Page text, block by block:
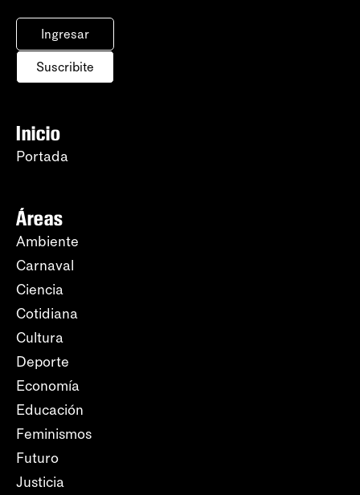
Ingresar
Suscribite
Inicio
Portada
Áreas
Ambiente
Carnaval
Ciencia
Cotidiana
Cultura
Deporte
Economía
Educación
Feminismos
Futuro
Justicia